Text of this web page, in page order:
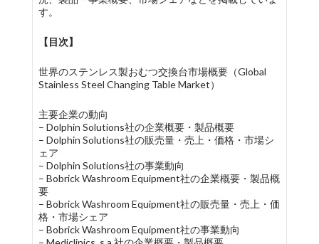
す。
【目次】
世界のステンレス製おむつ交換台市場概要（Global
Stainless Steel Changing Table Market）
主要企業の動向
– Dolphin Solutions社の企業概要・製品概要
– Dolphin Solutions社の販売量・売上・価格・市場シ
ェア
– Dolphin Solutions社の事業動向
– Bobrick Washroom Equipment社の企業概要・製品概
要
– Bobrick Washroom Equipment社の販売量・売上・価
格・市場シェア
– Bobrick Washroom Equipment社の事業動向